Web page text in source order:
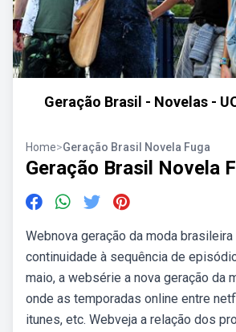
Geração Brasil - Novelas -
Home>Geração Brasil Novela Fuga
Geração Brasil Novela
Webnova geração da moda
continuidade à sequência de
maio, a websérie a nova geração da
onde as temporadas online entre
itunes, etc. Webveja a relação dos